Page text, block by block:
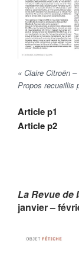
« Claire Citroën
Propos recueillis
Article p1
Article p2
La Revue de
janvier –